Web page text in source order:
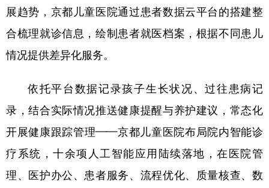
展趋势，京都儿童医院通过患者数据云平台的搭建整
合梳理就诊信息，绘制患者就医档案，根据不同患儿
情况提供差异化服务。
依托平台数据记录孩子生长状况、过往患病记
录，结合实际情况推送健康提醒与养护建议，常态化
开展健康跟踪管理——京都儿童医院布局院内智能诊
疗系统，十余项人工智能应用陆续落地，在医院管
理、医护办公、患者服务、流程优化、质量核查、数